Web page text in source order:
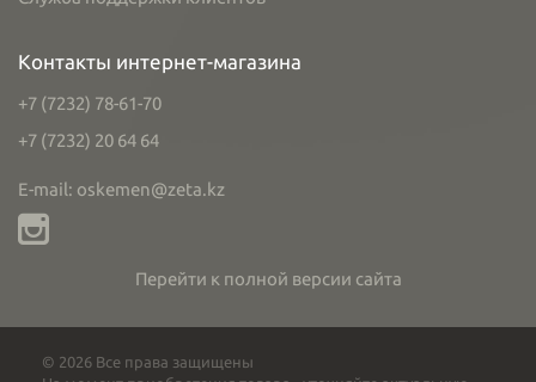
Контакты интернет-магазина
+7 (7232) 78-61-70
+7 (7232) 20 64 64
E-mail: oskemen@zeta.kz
Перейти к полной версии сайта
© 2026 Все права защищены